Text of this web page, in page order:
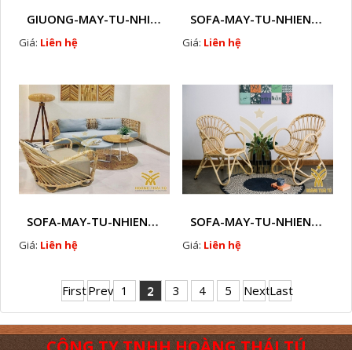
GIUONG-MAY-TU-NHIEN-HTT - M24
Giá: Liên hệ
SOFA-MAY-TU-NHIEN-HTT - M26
Giá: Liên hệ
SOFA-MAY-TU-NHIEN-HTT - M35
Giá: Liên hệ
SOFA-MAY-TU-NHIEN-HTT - M36
Giá: Liên hệ
FirstPrev 1 2 3 4 5 NextLast